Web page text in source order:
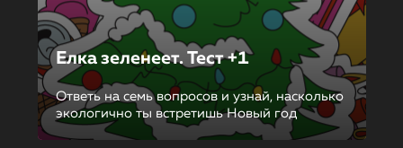
Елка зеленеет. Тест +1
Ответь на семь вопросов и узнай, насколько
экологично ты встретишь Новый год